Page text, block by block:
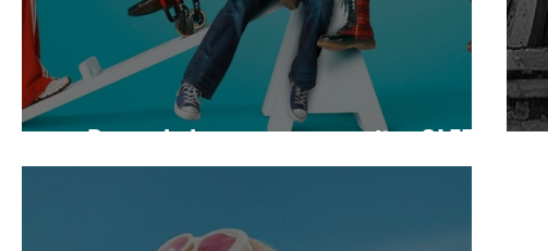
¿De verdad queremos resucitar GLEE?